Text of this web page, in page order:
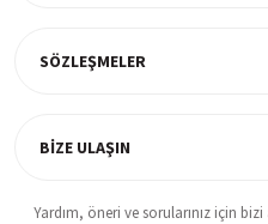
SÖZLEŞMELER
BİZE ULAŞIN
Yardım, öneri ve sorularınız için